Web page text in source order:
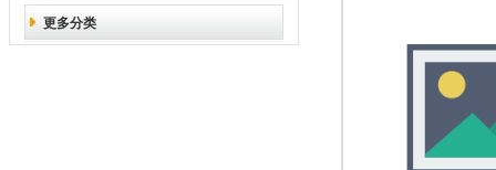
更多分类